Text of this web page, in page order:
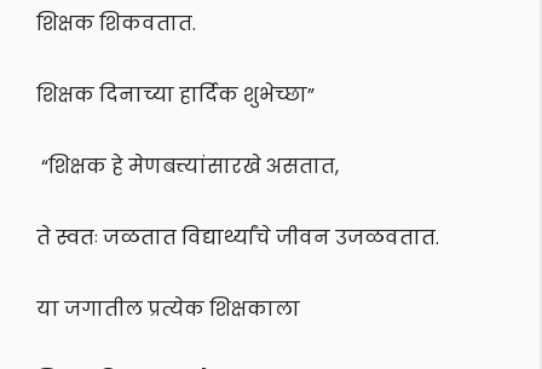
शिक्षक शिकवतात.
शिक्षक दिनाच्या हार्दिक शुभेच्छा”
“शिक्षक हे मेणबत्त्यांसारखे असतात,
ते स्वतः जळतात विद्यार्थ्यांचे जीवन उजळवतात.
या जगातील प्रत्येक शिक्षकाला